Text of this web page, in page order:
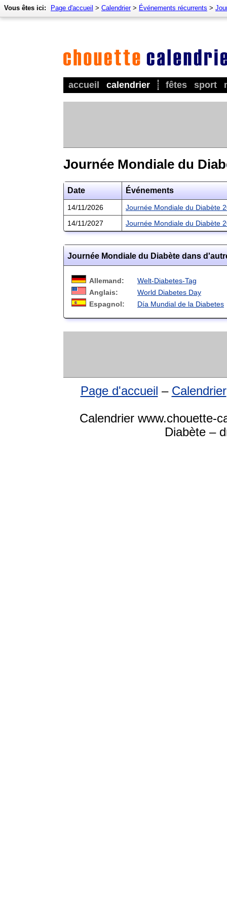
accueil calendrier fêtes sport
Vous êtes ici: Page d'accueil > Calendrier> Événements récurrents >
Journée Mondiale du
Date Événements
14/11/2026
Journée Mondiale du Diabète
14/11/2027
Journée Mondiale du Diabète
Journée Mondiale du Diabète dans
Allemand:
Welt-Diabetes-Tag
Anglais:
World Diabetes Day
Espagnol:
Día Mundial de la Diabetes
Page d'accueil – Calendrier
Calendrier www.chouette-
Diabète –